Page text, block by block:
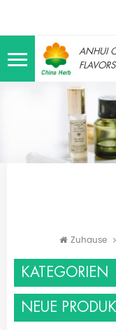
ANHUI
Zuhause
KATEGORIEN
NEUE